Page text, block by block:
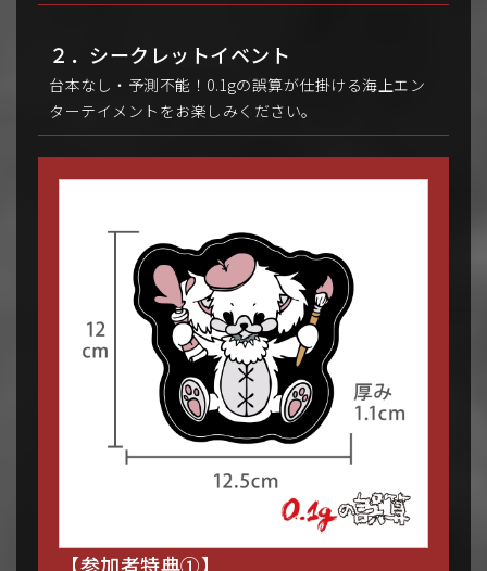
２．シークレットイベント
台本なし・予測不能！0.1gの誤算が仕掛ける海上エン
ターテイメントをお楽しみください。
【参加者特典①】